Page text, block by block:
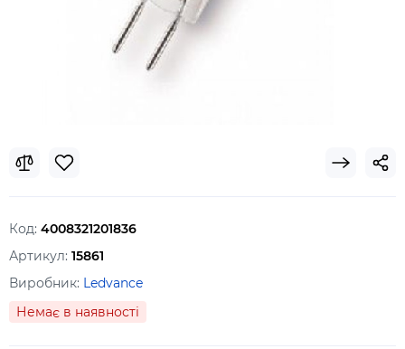
Код: 4008321201836
Артикул: 15861
Виробник: Ledvance
Немає в наявності